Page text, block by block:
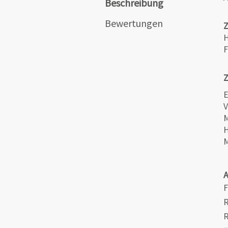
Beschreibung
Bewertungen